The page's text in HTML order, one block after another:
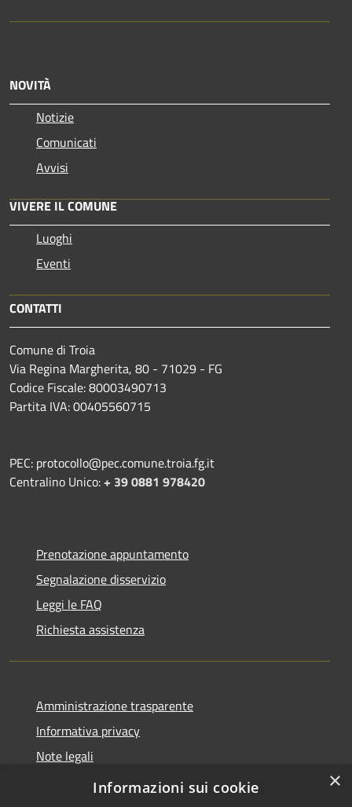
NOVITÀ
Notizie
Comunicati
Avvisi
VIVERE IL COMUNE
Luoghi
Eventi
CONTATTI
Comune di Troia
Via Regina Margherita, 80 - 71029 - FG
Codice Fiscale: 80003490713
Partita IVA: 00405560715
PEC: protocollo@pec.comune.troia.fg.it
Centralino Unico:+ 39 0881 978420
Prenotazione appuntamento
Segnalazione disservizio
Leggi le FAQ
Richiesta assistenza
Amministrazione trasparente
Informativa privacy
Note legali
Dichiarazione di accessibilità
×
Informazioni sui cookie